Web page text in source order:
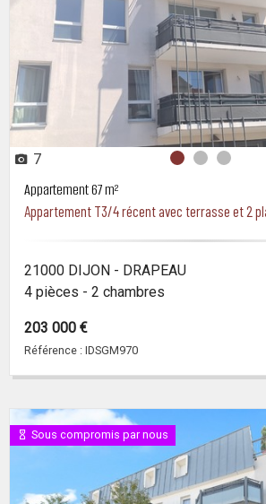
7 Photo 0
Photo 1Photo 2
Appartement 67 m²
21000 DIJON - DRAPEAU
4 pièces - 2 chambres
203 000 €
Référence : IDSGM970
Sous compromis par nous